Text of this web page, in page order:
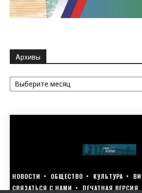
Архивы
Архивы
НОВОСТИ ОБЩЕСТВО КУЛЬТУРА
СВЯЗАТЬСЯ С НАМИ
ПЕЧАТНАЯ ВЕРСИЯ